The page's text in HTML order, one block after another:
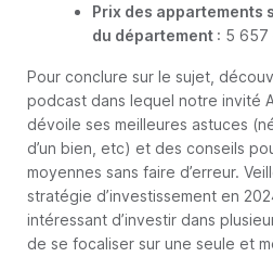
Prix des appartements
du département : 5 657
Pour conclure sur le sujet,
podcast dans lequel notre invité
dévoile ses meilleures astuces
d’un bien, etc) et des conseils
moyennes sans faire d’erreur.
stratégie d’investissement en
intéressant d’investir dans
de se focaliser sur une seule et